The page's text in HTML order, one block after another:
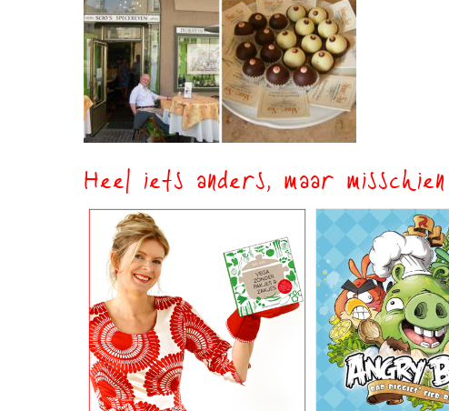
Heel iets anders, maar